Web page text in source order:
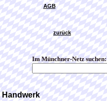
AGB
zurück
Im Münchner-Netz suchen:
Handwerk